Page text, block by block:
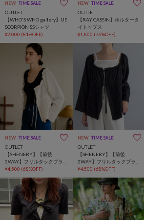
NEW TIME SALE
OUTLET
【WHO'S WHO gallery】UE
SCORPION SSシャツ
¥2,000 (81%OFF)
NEW TIME SALE
OUTLET
【RAY CASSIN】ホルタータ
イトップス
¥1,800 (76%OFF)
NEW TIME SALE
OUTLET
【SHENERY】【前後
2WAY】フリルタックブラウ
ス
¥4,500 (68%OFF)
NEW TIME SALE
OUTLET
【SHENERY】【前後
2WAY】フリルタックブラウ
ス
¥4,500 (68%OFF)